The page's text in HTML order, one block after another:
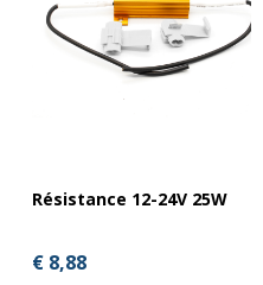
Résistance 12-24V 25W
€ 8,88